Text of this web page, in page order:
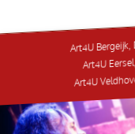
Art4U
Art4U
Art4U